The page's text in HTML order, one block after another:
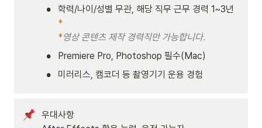
•
학력/나이/성별 무관, 해당 직무 근무 경력 1~3년
*
*영상 콘텐츠 제작 경력직만 가능합니다.
• Premiere Pro, Photoshop 필수(Mac)
• 미러리스, 캠코더 등 촬영기기 운용 경험
우대사항